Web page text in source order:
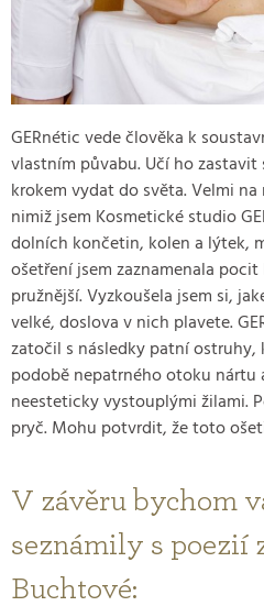
GERnétic vede člověka k
vlastním půvabu. Učí ho
krokem vydat do světa. Velmi
nimiž jsem Kosmetické studio
dolních končetin, kolen a lýtek,
ošetření jsem zaznamenala
pružnější. Vyzkoušela jsem si,
velké, doslova v nich plavete.
zatočil s následky patní ostruhy,
podobě nepatrného otoku nártu
neesteticky vystouplými žilami.
pryč. Mohu potvrdit, že toto
V závěru bychom
seznámily s poezií
Buchtové: